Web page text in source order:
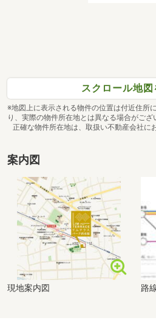
スクロール地図
※地図上に表示される物件の位置は付近住所
り、実際の物件所在地とは異なる場合がござ
正確な物件所在地は、取扱い不動産会社に
案内図
現地案内図 路